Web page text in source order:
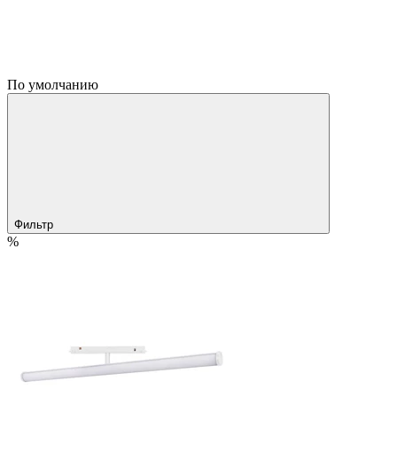
По умолчанию
Фильтр
%